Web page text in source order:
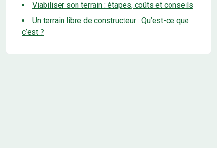
Viabiliser son terrain : étapes, coûts et conseils
Un terrain libre de constructeur : Qu’est-ce que
c’est ?